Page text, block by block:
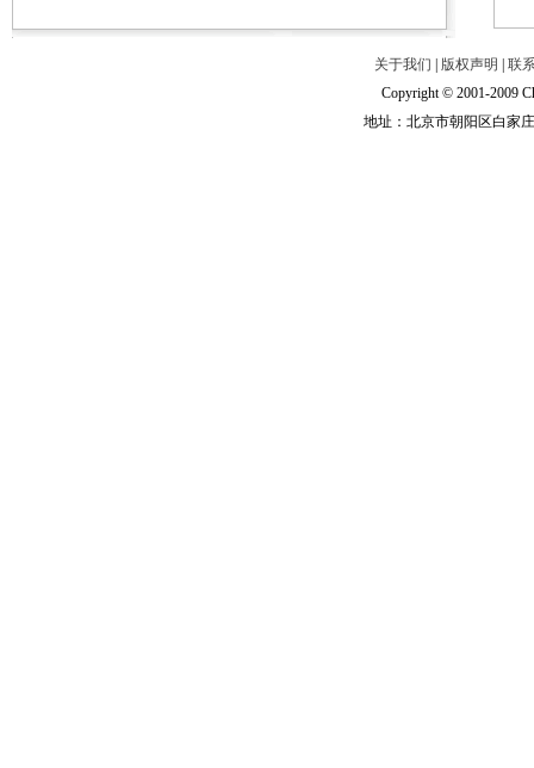
关于我们 版权声明
联
Copyright © 2001-2009
地址：北京市朝阳区白家